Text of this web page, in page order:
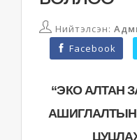
Нийтэлсэн:
Facebook
“ЭКО АЛТАН
АШИГЛАЛТЫН